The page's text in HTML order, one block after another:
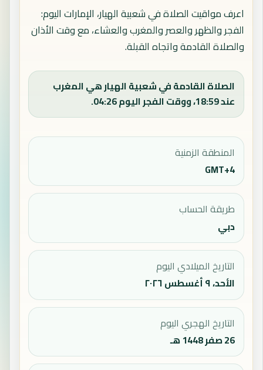
اعرف مواقيت الصلاة في شعبية الهيار، الإمارات اليوم:
الفجر والظهر والعصر والمغرب والعشاء، مع وقت الأذان
والصلاة القادمة واتجاه القبلة.
الصلاة القادمة في شعبية الهيار هي المغرب
عند 18:59، ووقت الفجر اليوم 04:26.
المنطقة الزمنية
GMT+4
طريقة الحساب
دبي
التاريخ الميلادي اليوم
الأحد، ٩ أغسطس ٢٠٢٦
التاريخ الهجري اليوم
26 صفر 1448 هـ